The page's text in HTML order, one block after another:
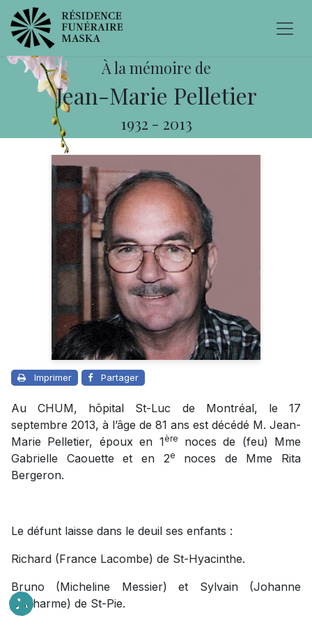
À la mémoire de
Jean-Marie Pelletier
1932 - 2013
Imprimer Partager
Au CHUM, hôpital St-Luc de Montréal, le 17
septembre 2013, à l’âge de 81 ans est décédé M. Jean-
Marie Pelletier, époux en 1ère
noces de (feu) Mme
Gabrielle Caouette et en 2e
noces de Mme Rita
Bergeron.
Le défunt laisse dans le deuil ses enfants :
Richard (France Lacombe) de St-Hyacinthe.
Bruno (Micheline Messier) et Sylvain (Johanne
Ducharme) de St-Pie.